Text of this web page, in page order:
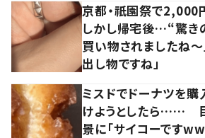
京都・祇園祭で
しかし帰宅後…“驚き
買い物されましたね～
出し物ですね」
ミスドでドーナツを購
けようとしたら……
景に「サイコーですww